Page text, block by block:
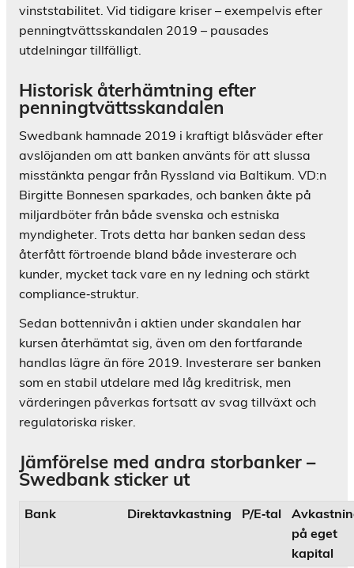
vinststabilitet. Vid tidigare kriser – exempelvis efter
penningtvättsskandalen 2019 – pausades
utdelningar tillfälligt.
Historisk återhämtning efter
penningtvättsskandalen
Swedbank hamnade 2019 i kraftigt blåsväder efter
avslöjanden om att banken använts för att slussa
misstänkta pengar från Ryssland via Baltikum. VD:n
Birgitte Bonnesen sparkades, och banken åkte på
miljardböter från både svenska och estniska
myndigheter. Trots detta har banken sedan dess
återfått förtroende bland både investerare och
kunder, mycket tack vare en ny ledning och stärkt
compliance‑struktur.
Sedan bottennivån i aktien under skandalen har
kursen återhämtat sig, även om den fortfarande
handlas lägre än före 2019. Investerare ser banken
som en stabil utdelare med låg kreditrisk, men
värderingen påverkas fortsatt av svag tillväxt och
regulatoriska risker.
Jämförelse med andra storbanker –
Swedbank sticker ut
Bank Direktavkastning P/E‑tal
på eget
kapital